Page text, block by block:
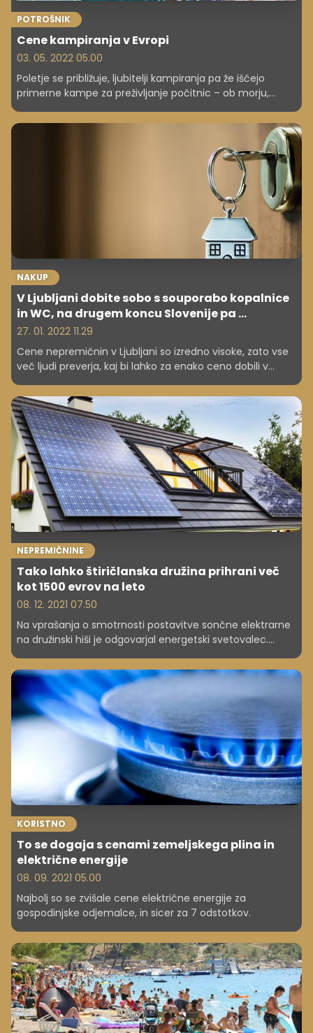
POTROŠNIK
Cene kampiranja v Evropi
03. 05. 2022 05.00
Poletje se približuje, ljubitelji kampiranja pa že iščejo
primerne kampe za preživljanje počitnic – ob morju,
jezerih, v gorah, tudi mestih.
NAKUP
V Ljubljani dobite sobo s souporabo kopalnice
in WC, na drugem koncu Slovenije pa ...
27. 01. 2022 11.29
Cene nepremičnin v Ljubljani so izredno visoke, zato vse
več ljudi preverja, kaj bi lahko za enako ceno dobili v
različnih krajih Slovenije. Če bi na primer za majhno
garsonjero, ki meri deset kvadratnih metrov, plačali
66.000 evrov, se postavlja vprašanje, kaj bi za to ceno
dobili v drugih slovenskih mestih.
NEPREMIČNINE
Tako lahko štiričlanska družina prihrani več
kot 1500 evrov na leto
08. 12. 2021 07.50
Na vprašanja o smotrnosti postavitve sončne elektrarne
na družinski hiši je odgovarjal energetski svetovalec.
Razložil je, da lahko štiričlanska družina prihrani več kot
1500 evrov na leto, kako je s prodajo in odjemanjem iz
javnega omrežja ter kakšne spremembe se obetajo po
prehodu z letnega na mesečno obračunavanje.
KORISTNO
To se dogaja s cenami zemeljskega plina in
električne energije
08. 09. 2021 05.00
Najbolj so se zvišale cene električne energije za
gospodinjske odjemalce, in sicer za 7 odstotkov.